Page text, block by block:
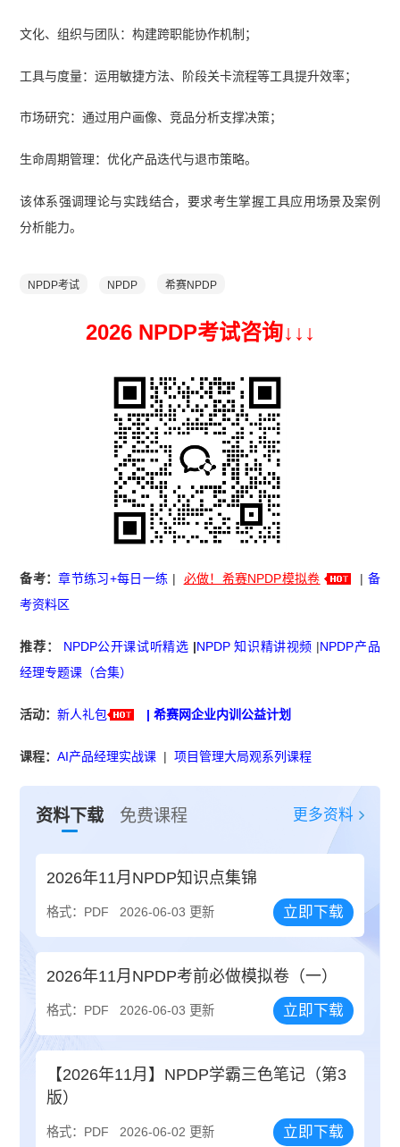
文化、组织与团队：构建跨职能协作机制；
工具与度量：运用敏捷方法、阶段关卡流程等工具提升效率；
市场研究：通过用户画像、竞品分析支撑决策；
生命周期管理：优化产品迭代与退市策略。
该体系强调理论与实践结合，要求考生掌握工具应用场景及案例
分析能力。
NPDP考试 NPDP 希赛NPDP
2026 NPDP考试咨询↓ ↓ ↓
备考：章节练习+每日一练 | 必做！希赛NPDP模拟卷 | 备
考资料区
推荐： NPDP公开课试听精选 |NPDP 知识精讲视频 |NPDP产品
经理专题课（合集）
活动：新人礼包 | 希赛网企业内训公益计划
课程：AI产品经理实战课 |项目管理大局观系列课程
资料下载 免费课程 更多资料
2026年11月NPDP知识点集锦
格式：PDF 2026-06-03 更新 立即下载
2026年11月NPDP考前必做模拟卷（一）
格式：PDF 2026-06-03 更新 立即下载
【2026年11月】NPDP学霸三色笔记（第3
版）
格式：PDF 2026-06-02 更新 立即下载